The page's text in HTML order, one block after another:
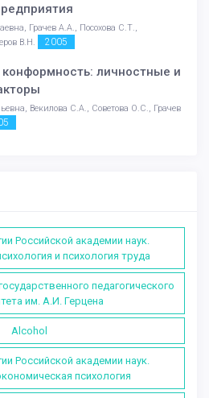
Грачев А.А., Посохова С.Т.,
В.Н.
2005
конформность: личностные и
Векилова С.А., Советова О.С., Грачев
Российской академии наук.
и психология труда
педагогического
им. А.И. Герцена
Alcohol
Российской академии наук.
психология